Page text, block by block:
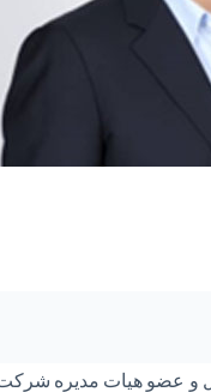
عضو هیات مدیره شرکت